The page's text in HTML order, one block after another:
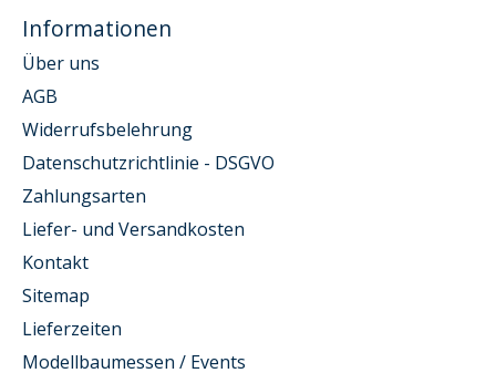
Informationen
Über uns
AGB
Widerrufsbelehrung
Datenschutzrichtlinie - DSGVO
Zahlungsarten
Liefer- und Versandkosten
Kontakt
Sitemap
Lieferzeiten
Modellbaumessen / Events